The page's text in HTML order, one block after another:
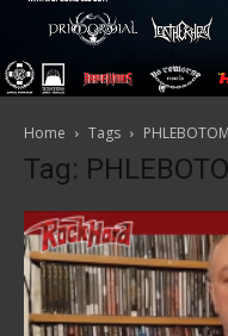
Home Tags
Tag: